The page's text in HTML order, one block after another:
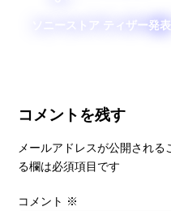
ソニーストア ティザー発
コメントを残す
メールアドレスが公開される
る欄は必須項目です
コメント ※